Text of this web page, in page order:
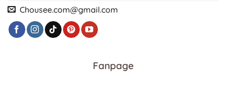
Chousee.com@gmail.com
Fanpage